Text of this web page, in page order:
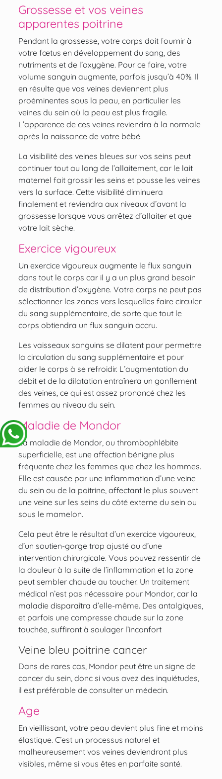
Grossesse et vos veines
apparentes poitrine
Pendant la grossesse, votre corps doit fournir à
votre fœtus en développement du sang, des
nutriments et de l’oxygène. Pour ce faire, votre
volume sanguin augmente, parfois jusqu’à 40%. Il
en résulte que vos veines deviennent plus
proéminentes sous la peau, en particulier les
veines du sein où la peau est plus fragile.
L’apparence de ces veines reviendra à la normale
après la naissance de votre bébé.
La visibilité des veines bleues sur vos seins peut
continuer tout au long de l’allaitement, car le lait
maternel fait grossir les seins et pousse les veines
vers la surface. Cette visibilité diminuera
finalement et reviendra aux niveaux d’avant la
grossesse lorsque vous arrêtez d’allaiter et que
votre lait sèche.
Exercice vigoureux
Un exercice vigoureux augmente le flux sanguin
dans tout le corps car il y a un plus grand besoin
de distribution d’oxygène. Votre corps ne peut pas
sélectionner les zones vers lesquelles faire circuler
du sang supplémentaire, de sorte que tout le
corps obtiendra un flux sanguin accru.
Les vaisseaux sanguins se dilatent pour permettre
la circulation du sang supplémentaire et pour
aider le corps à se refroidir. L’augmentation du
débit et de la dilatation entraînera un gonflement
des veines, ce qui est assez prononcé chez les
femmes au niveau du sein.
Maladie de Mondor
La maladie de Mondor, ou thrombophlébite
superficielle, est une affection bénigne plus
fréquente chez les femmes que chez les hommes.
Elle est causée par une inflammation d’une veine
du sein ou de la poitrine, affectant le plus souvent
une veine sur les seins du côté externe du sein ou
sous le mamelon.
Cela peut être le résultat d’un exercice vigoureux,
d’un soutien-gorge trop ajusté ou d’une
intervention chirurgicale. Vous pouvez ressentir de
la douleur à la suite de l’inflammation et la zone
peut sembler chaude au toucher. Un traitement
médical n’est pas nécessaire pour Mondor, car la
maladie disparaîtra d’elle-même. Des antalgiques,
et parfois une compresse chaude sur la zone
touchée, suffiront à soulager l’inconfort
Veine bleu poitrine cancer
Dans de rares cas, Mondor peut être un signe de
cancer du sein, donc si vous avez des inquiétudes,
il est préférable de consulter un médecin.
Age
En vieillissant, votre peau devient plus fine et moins
élastique. C’est un processus naturel et
malheureusement vos veines deviendront plus
visibles, même si vous êtes en parfaite santé.